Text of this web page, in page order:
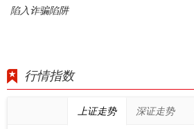
陷入诈骗陷阱
行情指数
上证走势 深证走势